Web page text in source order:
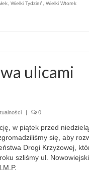
, Wielki Tydzień, Wielki Wtorek
ulicami
| 0
w piątek przed
się, aby
Drogi Krzyżowej,
szliśmy ul.